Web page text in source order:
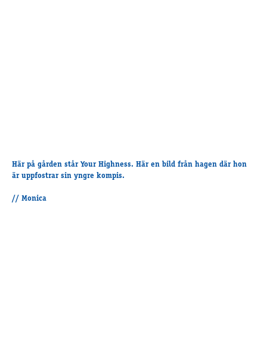
Här på gården står Your Highness. Här en bild från hagen där hon
är uppfostrar sin yngre kompis.
// Monica